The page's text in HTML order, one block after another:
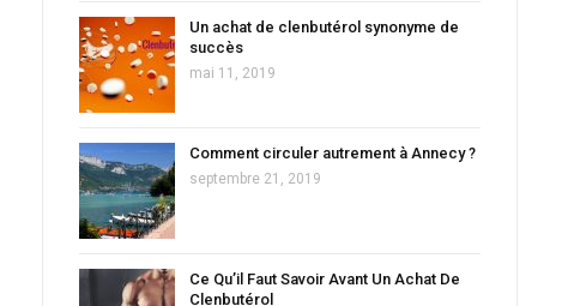
Un achat de clenbutérol synonyme de
succès
mai 11, 2019
Comment circuler autrement à Annecy ?
septembre 21, 2019
Ce Qu’il Faut Savoir Avant Un Achat De
Clenbutérol